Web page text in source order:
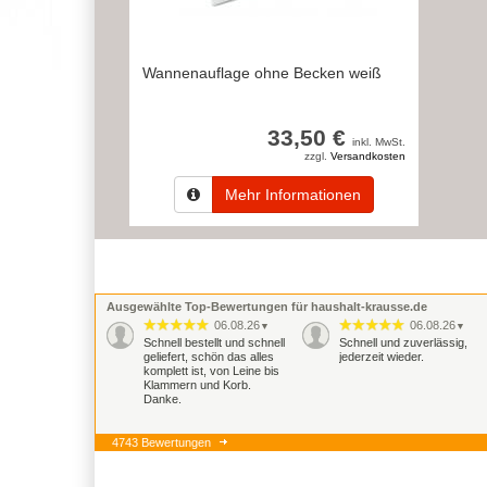
Wannenauflage ohne Becken weiß
33,50 € inkl. MwSt.
zzgl. Versandkosten
Mehr Informationen
Ausgewählte Top-Bewertungen für haushalt-krausse.de
06.08.26 ▼
Schnell bestellt und schnell
geliefert, schön das alles
komplett ist, von Leine bis
Klammern und Korb.
Danke.
06.08.26 ▼
Schnell und zuverlässig,
jederzeit wieder.
4743 Bewertungen